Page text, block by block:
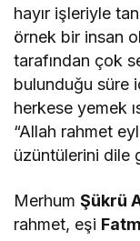
hayır işleriyle
örnek bir insan
tarafından çok
bulunduğu süre
herkese yemek
“Allah rahmet
üzüntülerini dile
MerhumŞükrü
rahmet, eşi